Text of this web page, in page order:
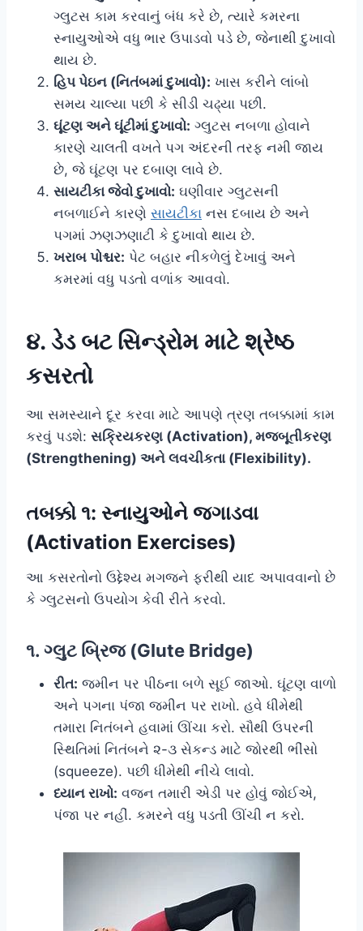
ગ્લુટસ કામ કરવાનું બંધ કરે છે, ત્યારે કમરના
સ્નાયુઓએ વધુ ભાર ઉપાડવો પડે છે, જેનાથી દુખાવો
થાય છે.
હિપ પેઇન (નિતંબમાં દુખાવો): ખાસ કરીને લાંબો
સમય ચાલ્યા પછી કે સીડી ચઢ્યા પછી.
ઘૂંટણ અને ઘૂંટીમાં દુખાવો: ગ્લુટસ નબળા હોવાને
કારણે ચાલતી વખતે પગ અંદરની તરફ નમી જાય
છે, જે ઘૂંટણ પર દબાણ લાવે છે.
સાયટીકા જેવો દુખાવો: ઘણીવાર ગ્લુટસની
નબળાઈને કારણે સાયટીકા નસ દબાય છે અને
પગમાં ઝણઝણાટી કે દુખાવો થાય છે.
ખરાબ પોશ્ચર: પેટ બહાર નીકળેલું દેખાવું અને
કમરમાં વધુ પડતો વળાંક આવવો.
૪. ડેડ બટ સિન્ડ્રોમ માટે શ્રેષ્ઠ
કસરતો
આ સમસ્યાને દૂર કરવા માટે આપણે ત્રણ તબક્કામાં કામ
કરવું પડશે: સક્રિયકરણ (Activation), મજબૂતીકરણ
(Strengthening) અને લવચીકતા (Flexibility).
તબક્કો ૧: સ્નાયુઓને જગાડવા
(Activation Exercises)
આ કસરતોનો ઉદ્દેશ્ય મગજને ફરીથી યાદ અપાવવાનો છે
કે ગ્લુટસનો ઉપયોગ કેવી રીતે કરવો.
૧. ગ્લુટ બ્રિજ (Glute Bridge)
રીત: જમીન પર પીઠના બળે સૂઈ જાઓ. ઘૂંટણ વાળો
અને પગના પંજા જમીન પર રાખો. હવે ધીમેથી
તમારા નિતંબને હવામાં ઊંચા કરો. સૌથી ઉપરની
સ્થિતિમાં નિતંબને ૨-૩ સેકન્ડ માટે જોરથી ભીંસો
(squeeze). પછી ધીમેથી નીચે લાવો.
ધ્યાન રાખો: વજન તમારી એડી પર હોવું જોઈએ,
પંજા પર નહીં. કમરને વધુ પડતી ઊંચી ન કરો.